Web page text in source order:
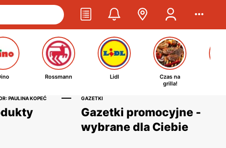
Rossmann Lidl
Czas na
grilla!
PAULINA KOPEĆ GAZETKI
Gazetki promocyjne -
wybrane dla Ciebie